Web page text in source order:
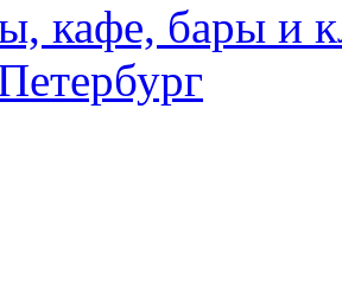
кафе, бары и